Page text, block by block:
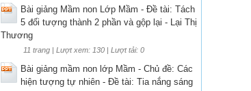
Bài giảng Mầm non Lớp Mầm - Đề tài: Tách
5 đối tượng thành 2 phần và gộp lại - Lại Thị
Thương
11 trang | Lượt xem: 130 | Lượt tải: 0
Bài giảng mầm non lớp Mầm - Chủ đề: Các
hiện tượng tự nhiên - Đề tài: Tia nắng sáng